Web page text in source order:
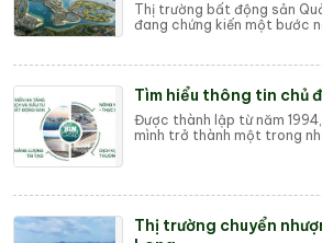
Thị trường bất động sản
đang chứng kiến một bước
Tìm hiểu thông tin chủ
Được thành lập từ năm
mình trở thành một trong
Thị trường chuyển